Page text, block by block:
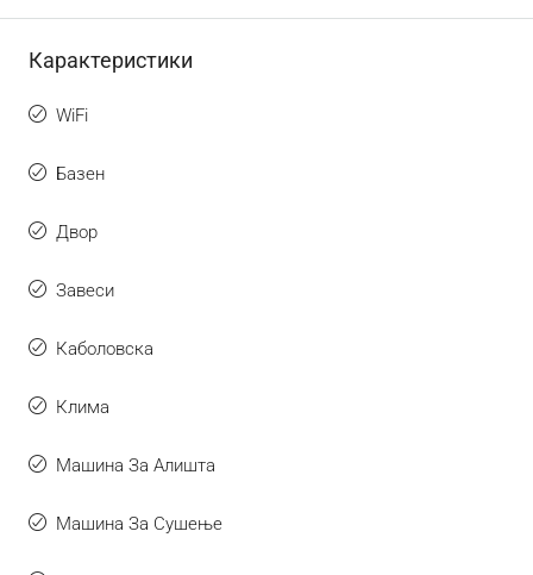
Карактеристики
WiFi
Базен
Двор
Завеси
Каболовска
Клима
Машина За Алишта
Машина За Сушење